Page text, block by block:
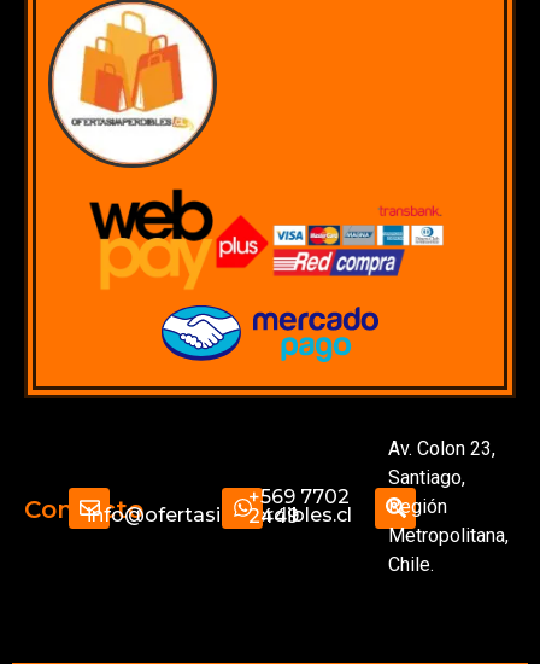
Contactoinfo@ofertasimperdibles.cl
+569 7702
2449
Av. Colon 23,
Santiago,
Región
Metropolitana,
Chile.